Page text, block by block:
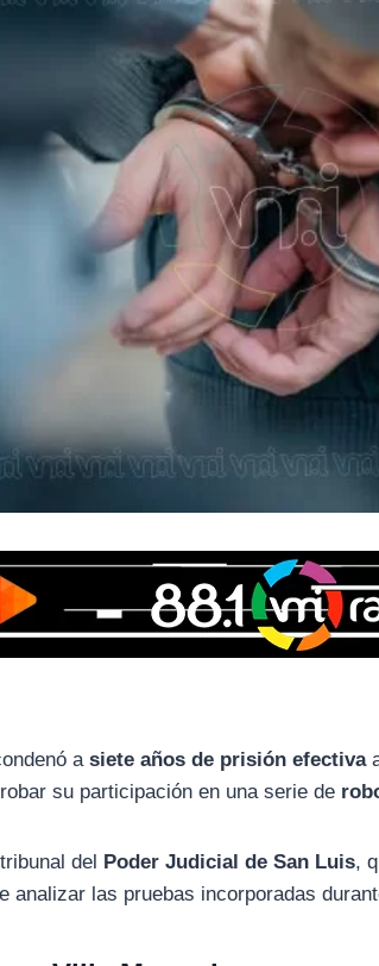
asiete años de prisión efectiva
su participación en una serie de
del Poder Judicial de San Luis,
analizar las pruebas incorporadas